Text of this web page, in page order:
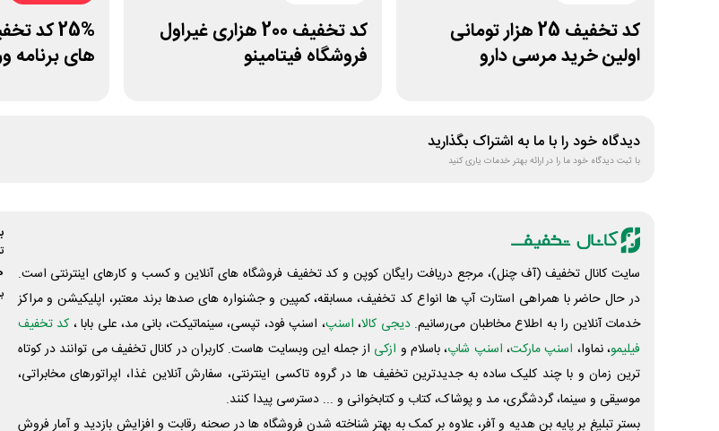
کد تخفیف 25 هزار تومانی
اولین خرید مرسی دارو
کد تخفیف 200 هزاری غیراول
فروشگاه فیتامینو
25% کد
های برنامه
دیدگاه خود را با ما به اشتراک بگذارید
با ثبت دیدگاه خود ما را در ارائه بهتر خدمات یاری کنید
سایت کانال تخفیف (آف چنل)، مرجع دریافت رایگان کوپن و کد تخفیف فروشگاه های آنلاین و کسب و‌ کارهای اینترنتی است.
در حال حاضر با همراهی استارت آپ ها انواع کد تخفیف، مسابقه، کمپین و جشنواره های صدها برند معتبر، اپلیکیشن و مراکز
خدمات آنلاین را به اطلاع مخاطبان می‌رسانیم. دیجی کالا، اسنپ، اسنپ فود، تپسی، سینماتیکت، بانی مد، علی‌ بابا ، کد تخفیف
فیلیمو، نماوا، اسنپ مارکت، اسنپ شاپ، باسلام و ازکی از جمله این وبسایت ‌هاست. کاربران در کانال تخفیف می توانند در کوتاه
ترین زمان و با چند کلیک ساده به جدیدترین تخفیف ها در گروه تاکسی اینترنتی، سفارش آنلاین غذا، اپراتورهای مخابراتی،
موسیقی و سینما، گردشگری، مد و پوشاک، کتاب و کتابخوانی و ... دسترسی پیدا کنند.
بستر تبلیغ بر پایه بن هدیه و آفر، علاوه بر کمک به بهتر شناخته شدن فروشگاه ها در صحنه رقابت و افزایش بازدید و آمار فروش